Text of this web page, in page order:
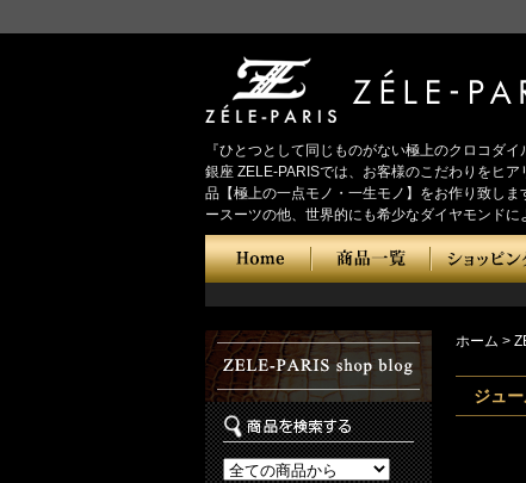
『ひとつとして同じものがない極上のクロコダ
銀座 ZELE-PARISでは、お客様のこだわりをヒ
品【極上の一点モノ・一生モノ】をお作り致し
ースーツの他、世界的にも希少なダイヤモンド
ホーム >
ジュ